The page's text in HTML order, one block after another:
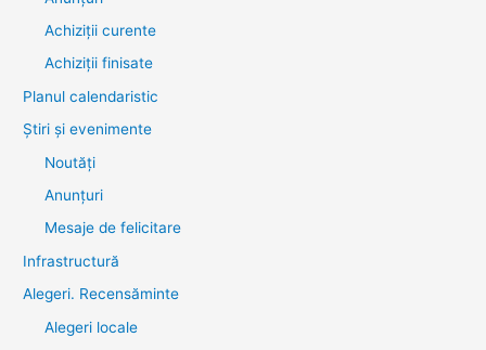
Achiziții curente
Achiziții finisate
Planul calendaristic
Știri şi evenimente
Noutăţi
Anunţuri
Mesaje de felicitare
Infrastructură
Alegeri. Recensăminte
Alegeri locale